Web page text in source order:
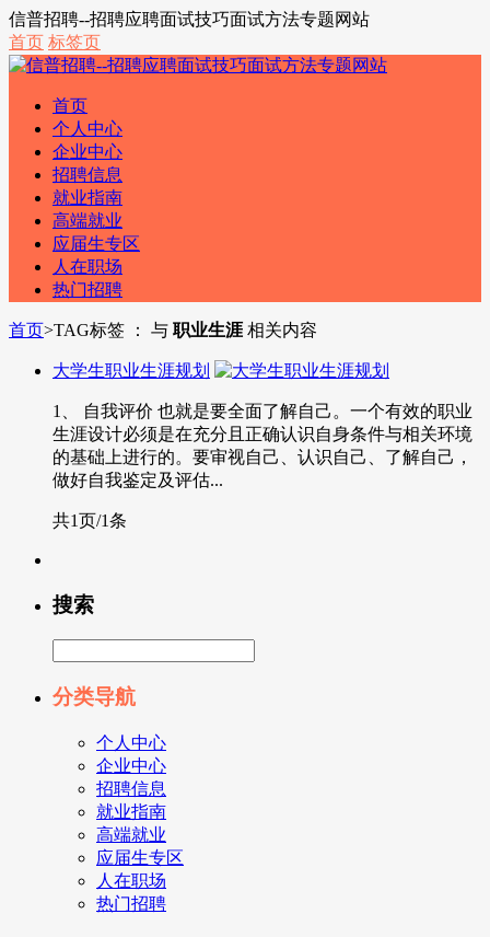
信普招聘--招聘应聘面试技巧面试方法专题网站
首页 标签页
首页
个人中心
企业中心
招聘信息
就业指南
高端就业
应届生专区
人在职场
热门招聘
首页>TAG标签 ： 与 职业生涯 相关内容
大学生职业生涯规划
1、 自我评价 也就是要全面了解自己。一个有效的职业
生涯设计必须是在充分且正确认识自身条件与相关环境
的基础上进行的。要审视自己、认识自己、了解自己，
做好自我鉴定及评估...
共1页/1条
搜索
分类导航
个人中心
企业中心
招聘信息
就业指南
高端就业
应届生专区
人在职场
热门招聘